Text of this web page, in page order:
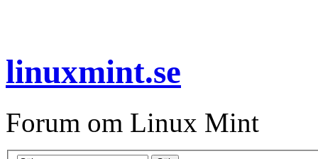
linuxmint.se
Forum om Linux Mint